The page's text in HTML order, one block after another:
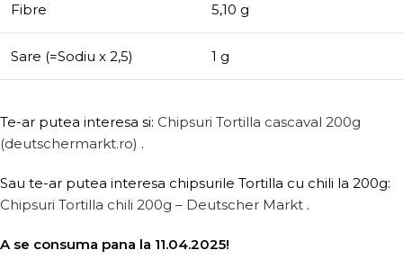
Fibre 5,10 g
Sare (=Sodiu x 2,5) 1 g
Te-ar putea interesa si: Chipsuri Tortilla cascaval 200g
(deutschermarkt.ro) .
Sau te-ar putea interesa chipsurile Tortilla cu chili la 200g:
Chipsuri Tortilla chili 200g – Deutscher Markt .
A se consuma pana la 11.04.2025!